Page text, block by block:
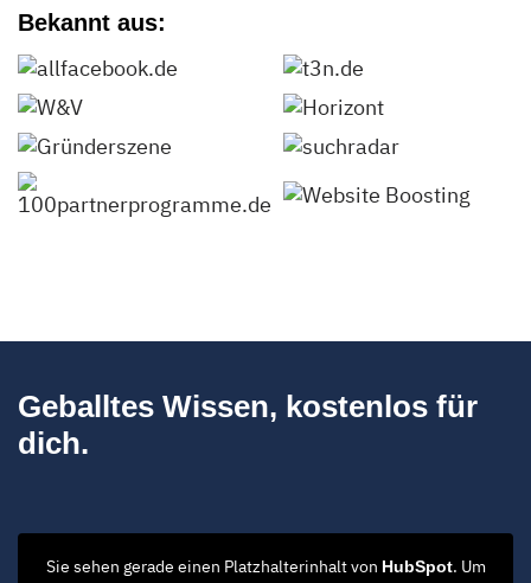
Bekannt aus:
Geballtes Wissen, kostenlos für
dich.
Sie sehen gerade einen Platzhalterinhalt von HubSpot. Um